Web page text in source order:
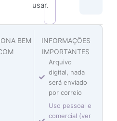
usar.
BEM
INFORMAÇÕES
IMPORTANTES
Arquivo
digital, nada
será enviado
por correio
Uso pessoal e
comercial (ver